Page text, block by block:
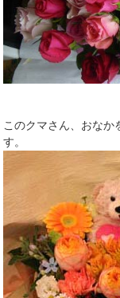
このクマさん、おな
す。